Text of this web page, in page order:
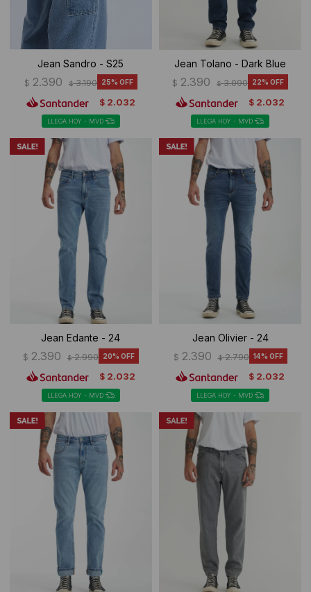
Jean Sandro - S25
$ 2.390 $ 3.190 25
$ 2.032
LLEGA HOY - MVD
Jean Tolano - Dark Blue
$ 2.390 $ 3.090 22
$ 2.032
LLEGA HOY - MVD
Jean Edante - 24
$ 2.390 $ 2.990 20
$ 2.032
LLEGA HOY - MVD
Jean Olivier - 24
$ 2.390 $ 2.790 14
$ 2.032
LLEGA HOY - MVD